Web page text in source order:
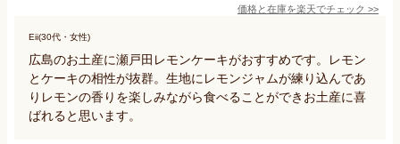
価格と在庫を楽天でチェック >>
Eii(30代・女性)
広島のお土産に瀬戸田レモンケーキがおすすめです。レモン
とケーキの相性が抜群。生地にレモンジャムが練り込んであ
りレモンの香りを楽しみながら食べることができお土産に喜
ばれると思います。